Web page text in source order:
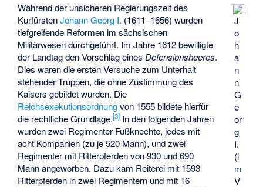
J
o
h
a
n
n
G
e
or
g
I.
(i
m
V
Während der unsicheren Regierungszeit des
KurfürstenJohann Georg I. (1611–1656) wurden
tiefgreifende Reformen im sächsischen
Militärwesen durchgeführt. Im Jahre 1612 bewilligte
der Landtag den Vorschlag einesDefensionsheeres.
Dies waren die ersten Versuche zum Unterhalt
stehender Truppen, die ohne Zustimmung des
Kaisers gebildet wurden. Die
Reichsexekutionsordnungvon 1555 bildete hierfür
die rechtliche Grundlage.[3] In den folgenden Jahren
wurden zwei Regimenter Fußknechte, jedes mit
acht Kompanien (zu je 520 Mann), und zwei
Regimenter mit Ritterpferden von 930 und 690
Mann angeworben. Dazu kam Reiterei mit 1593
Ritterpferden in zwei Regimentern und mit 16